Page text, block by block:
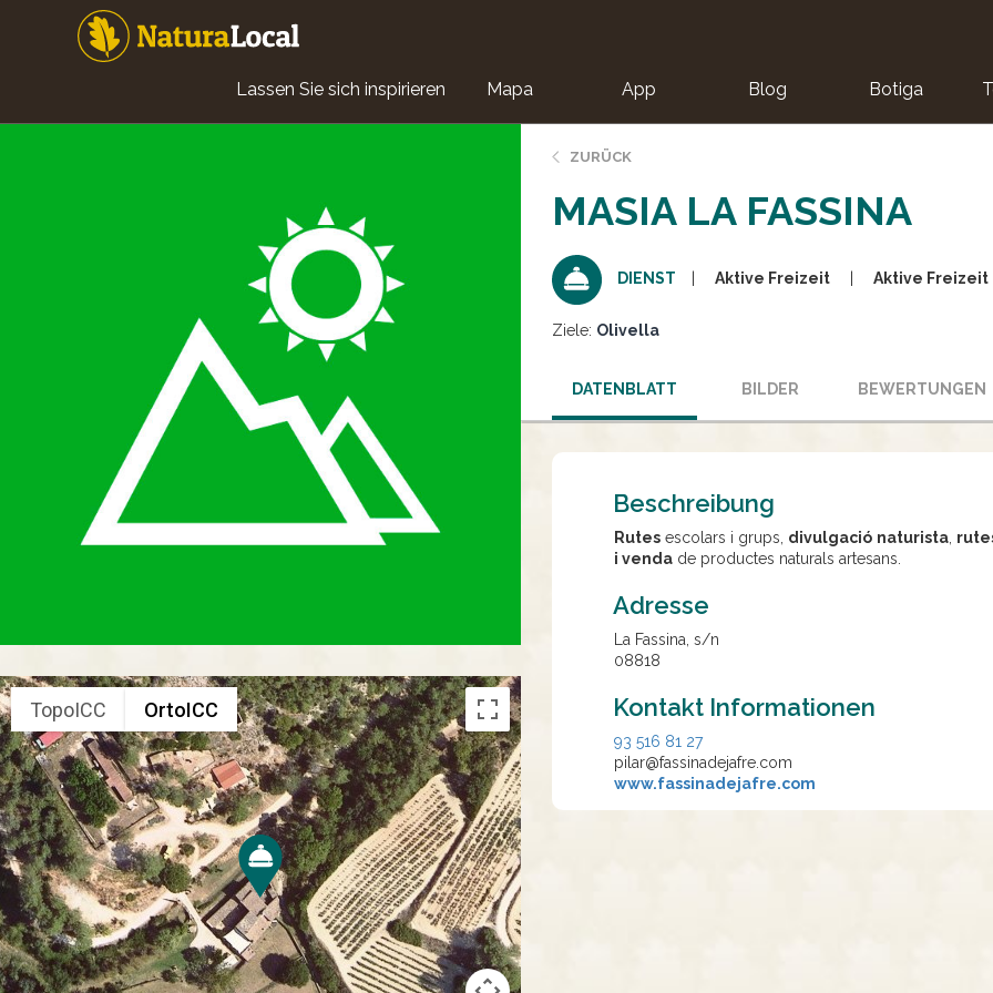
Main
navigation
Lassen Sie sich inspirieren Mapa App Blog Botiga
TopoICC OrtoICC
ZURÜCK
MASIA LA FASSINA
DIENST Aktive Freizeit Aktive Freizeit
Ziele: Olivella
DATENBLATT BILDER BEWERTUNGEN
Beschreibung
Rutes escolars i grups, divulgació naturista,
i venda de productes naturals artesans.
Adresse
La Fassina, s/n
08818
Kontakt Informationen
93 516 81 27
pilar@fassinadejafre.com
www.fassinadejafre.com